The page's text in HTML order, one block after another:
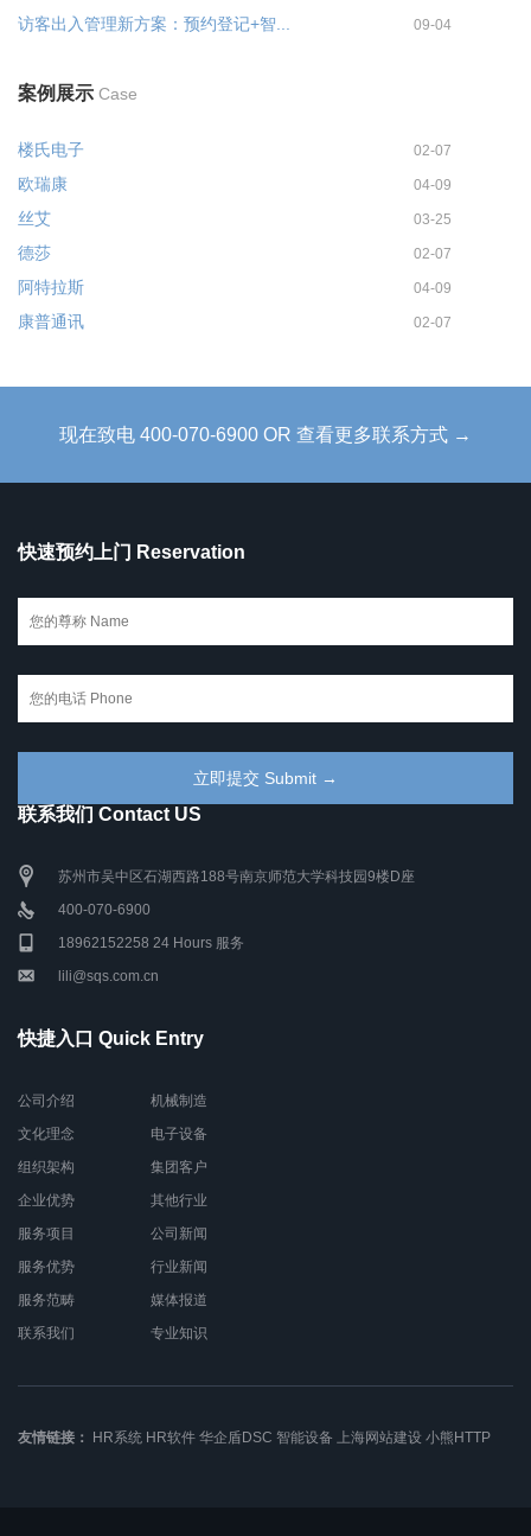
访客出入管理新方案：预约登记+智... 09-04
案例展示 Case
楼氏电子 02-07
欧瑞康 04-09
丝艾 03-25
德莎 02-07
阿特拉斯 04-09
康普通讯 02-07
现在致电 400-070-6900 OR 查看更多联系方式 →
快速预约上门 Reservation
联系我们 Contact US
苏州市吴中区石湖西路188号南京师范大学科技园9楼D座
400-070-6900
18962152258 24 Hours 服务
lili@sqs.com.cn
快捷入口 Quick Entry
公司介绍
文化理念
组织架构
企业优势
服务项目
服务优势
服务范畴
联系我们
机械制造
电子设备
集团客户
其他行业
公司新闻
行业新闻
媒体报道
专业知识
友情链接： HR系统 HR软件 华企盾DSC 智能设备 上海网站建设 小熊HTTP